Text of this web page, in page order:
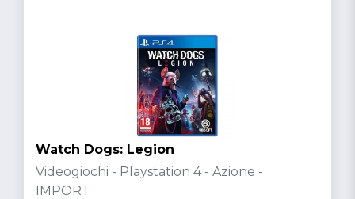
Watch Dogs: Legion
Videogiochi - Playstation 4 - Azione -
IMPORT